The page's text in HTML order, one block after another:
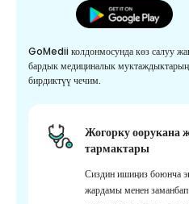
GoMedii колдонмосунда көз салуу
бардык медициналык
бирдиктүү чечим.
Жогорку оорукана
тармактары
Сиздин ишиңиз боюнча
жардамы менен